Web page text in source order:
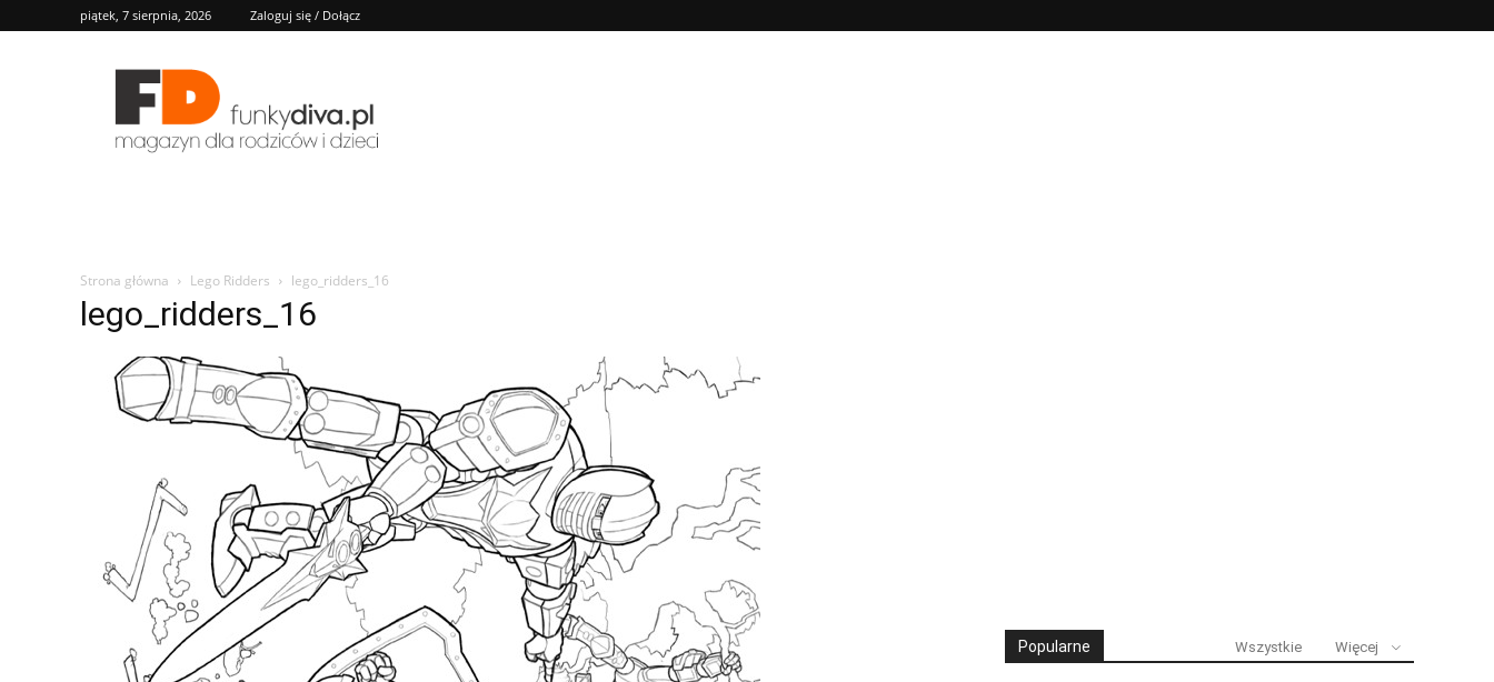
piątek, 7 sierpnia, 2026 Zaloguj się / Dołącz
FD
Strona główna Lego Ridders lego_ridders_16
lego_ridders_16
Popularne Wszystkie Więcej